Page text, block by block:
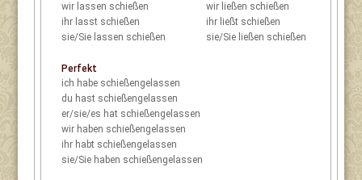
wir lassen schießen
ihr lasst schießen
sie/Sie lassen schießen
wir ließen schießen
ihr ließt schießen
sie/Sie ließen schießen
Perfekt
ich habe schießengelassen
du hast schießengelassen
er/sie/es hat schießengelassen
wir haben schießengelassen
ihr habt schießengelassen
sie/Sie haben schießengelassen